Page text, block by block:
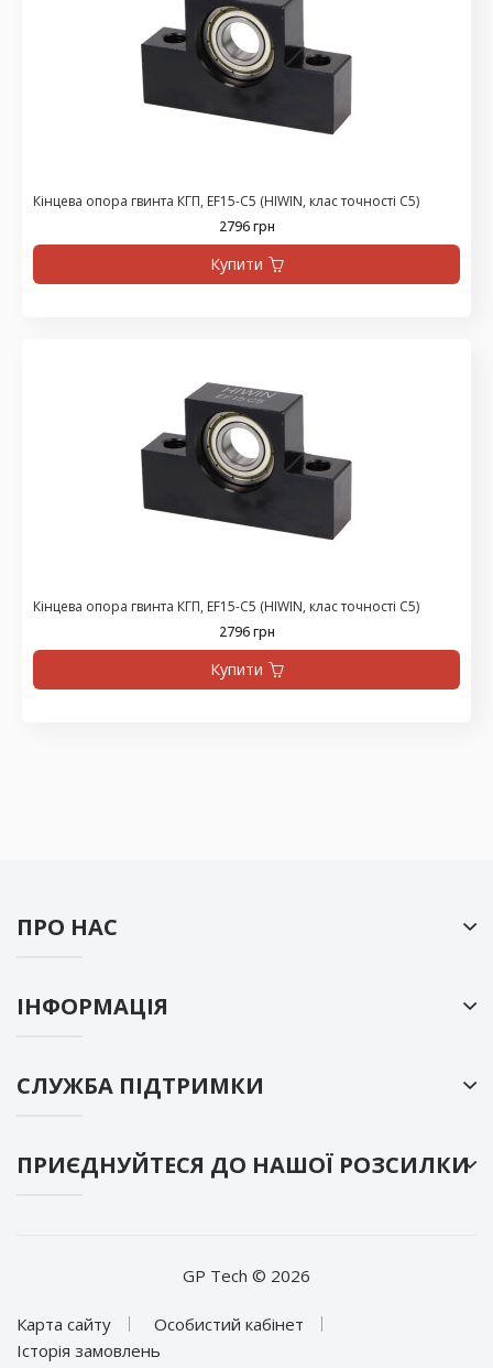
Кінцева опора гвинта КГП, EF15-C5 (HIWIN, клас точності С5)
2796 грн
Купити
Кінцева опора гвинта КГП, EF15-C5 (HIWIN, клас точності С5)
2796 грн
Купити
ПРО НАС
ІНФОРМАЦІЯ
СЛУЖБА ПІДТРИМКИ
ПРИЄДНУЙТЕСЯ ДО НАШОЇ РОЗСИЛКИ
GP Tech © 2026
Карта сайту
Особистий кабінет
Історія замовлень